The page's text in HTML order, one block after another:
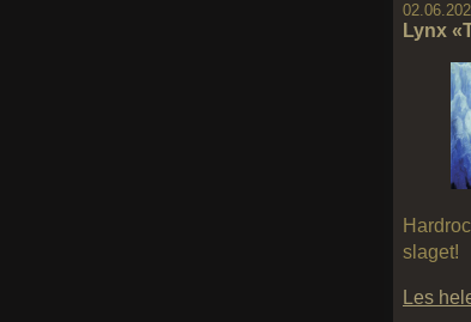
Lynx
slaget!
Les